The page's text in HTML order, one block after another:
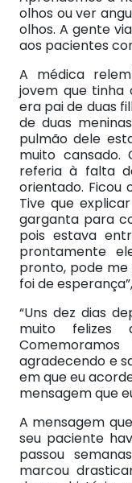
olhos ou ver
olhos. A gente
aos pacientes
A médica
jovem que tinha
era pai de duas
de duas
pulmão dele
muito cansado.
referia à falta
orientado. Ficou
Tive que
garganta para
pois estava
prontamente
pronto, pode me
foi de
“Uns dez dias
muito felizes
agradecendo e
em que eu
mensagem que
A mensagem
seu paciente
passou
marcou